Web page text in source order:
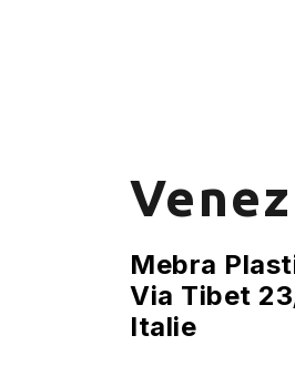
Mebra
Via Tibet
Italie